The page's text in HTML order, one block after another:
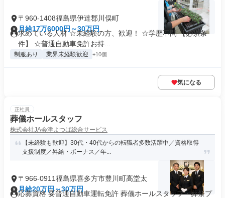
〒960-1408福島県伊達郡川俣町
月給17万6000円～30万円
求めている人材 ☆未経験の方、歓迎！ ☆学歴不問 【必須条
件】 ☆普通自動車免許お持...
制服あり 業界未経験歓迎 +10個
気になる
正社員
葬儀ホールスタッフ
株式会社JA会津よつば総合サービス
【未経験も歓迎】30代・40代からの転職者多数活躍中／資格取得
支援制度／昇給・ボーナス／年...
〒966-0911福島県喜多方市豊川町高堂太
月給20万円～30万円
応募資格 要普通自動車運転免許 葬儀ホールスタッフ・葬祭プ